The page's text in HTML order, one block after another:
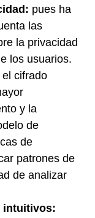
pues ha
las
la privacidad
los usuarios.
cifrado
y la
de
de
patrones de
de analizar
intuitivos: